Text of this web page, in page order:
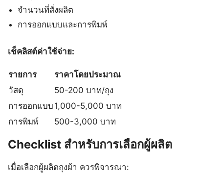
จำนวนที่สั่งผลิต
การออกแบบและการพิมพ์
เช็คลิสต์ค่าใช้จ่าย:
รายการ
ราคาโดยประมาณ
วัสดุ
50-200 บาท/ถุง
การออกแบบ 1,000-5,000 บาท
การพิมพ์
500-3,000 บาท
Checklist สำหรับการเลือกผู้ผลิต
เมื่อเลือกผู้ผลิตถุงผ้า ควรพิจารณา: